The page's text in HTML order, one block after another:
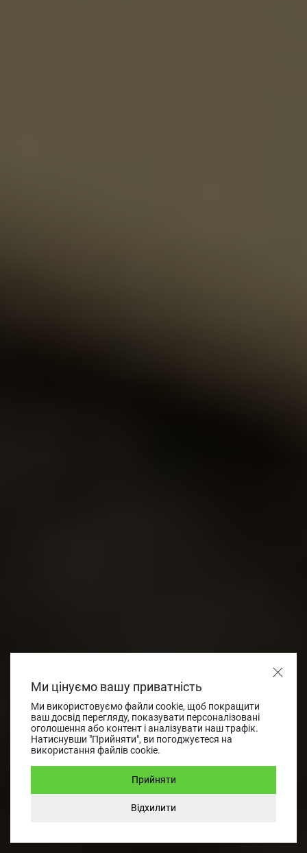
Ми цінуємо вашу приватність
Ми використовуємо файли cookie, щоб покращити
ваш досвід перегляду, показувати персоналізовані
оголошення або контент і аналізувати наш трафік.
Натиснувши "Прийняти", ви погоджуєтеся на
використання файлів cookie.
Прийняти
Відхилити